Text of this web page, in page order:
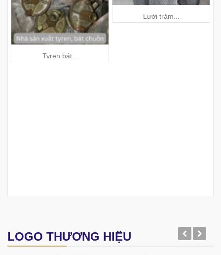
Tyren bát...
Lưới trám...
LOGO THƯƠNG HIỆU